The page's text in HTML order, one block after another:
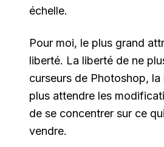
échelle.
Pour moi, le plus grand
liberté. La liberté de ne
curseurs de Photoshop, la
plus attendre les
de se concentrer sur ce
vendre.